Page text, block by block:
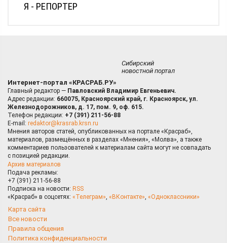
Я - РЕПОРТЕР
Сибирский
новостной портал
Интернет-портал «КРАСРАБ.РУ»
Главный редактор — Павловский Владимир Евгеньевич.
Адрес редакции: 660075, Красноярский край, г. Красноярск, ул.
Железнодорожников, д. 17, пом. 9, оф. 615.
Телефон редакции: +7 (391) 211-56-88
E-mail: redaktor@krasrab.krsn.ru
Мнения авторов статей, опубликованных на портале «Красраб»,
материалов, размещённых в разделах «Мнения», «Молва», а также
комментариев пользователей к материалам сайта могут не совпадать
с позицией редакции.
Архив материалов
Подача рекламы:
+7 (391) 211-56-88
Подписка на новости: RSS
«Красраб» в соцсетях: «Телеграм», «ВКонтакте», «Одноклассники»
Карта сайта
Все новости
Правила общения
Политика конфиденциальности